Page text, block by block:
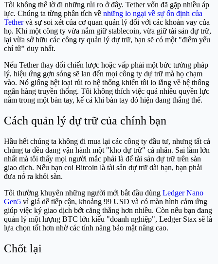
Tôi không thể lờ đi những rủi ro ở đây. Tether vốn đã gặp nhiều áp
lực. Chúng ta từng phân tích về những lo ngại về sự ổn định của
Tethervà sự soi xét của cơ quan quản lý đối với các khoản vay của
họ. Khi một công ty vừa nắm giữ stablecoin, vừa giữ tài sản dự trữ,
lại vừa sở hữu các công ty quản lý dự trữ, bạn sẽ có một "điểm yếu
chí tử" duy nhất.
Nếu Tether thay đổi chiến lược hoặc vấp phải một bức tường pháp
lý, hiệu ứng gợn sóng sẽ lan đến mọi công ty dự trữ mà họ chạm
vào. Nó giống hệt loại rủi ro hệ thống khiến tôi lo lắng về hệ thống
ngân hàng truyền thống. Tôi không thích việc quá nhiều quyền lực
nằm trong một bàn tay, kể cả khi bàn tay đó hiện đang thắng thế.
Cách quản lý dự trữ của chính bạn
Hầu hết chúng ta không đi mua lại các công ty đầu tư, nhưng tất cả
chúng ta đều đang vận hành một "kho dự trữ" cá nhân. Sai lầm lớn
nhất mà tôi thấy mọi người mắc phải là để tài sản dự trữ trên sàn
giao dịch. Nếu bạn coi Bitcoin là tài sản dự trữ dài hạn, bạn phải
đưa nó ra khỏi sàn.
Tôi thường khuyên những người mới bắt đầu dùng Ledger Nano
Gen5 vì giá dễ tiếp cận, khoảng 99 USD và có màn hình cảm ứng
giúp việc ký giao dịch bớt căng thẳng hơn nhiều. Còn nếu bạn đang
quản lý một lượng BTC lớn kiểu "doanh nghiệp", Ledger Stax sẽ là
lựa chọn tốt hơn nhờ các tính năng bảo mật nâng cao.
Chốt lại